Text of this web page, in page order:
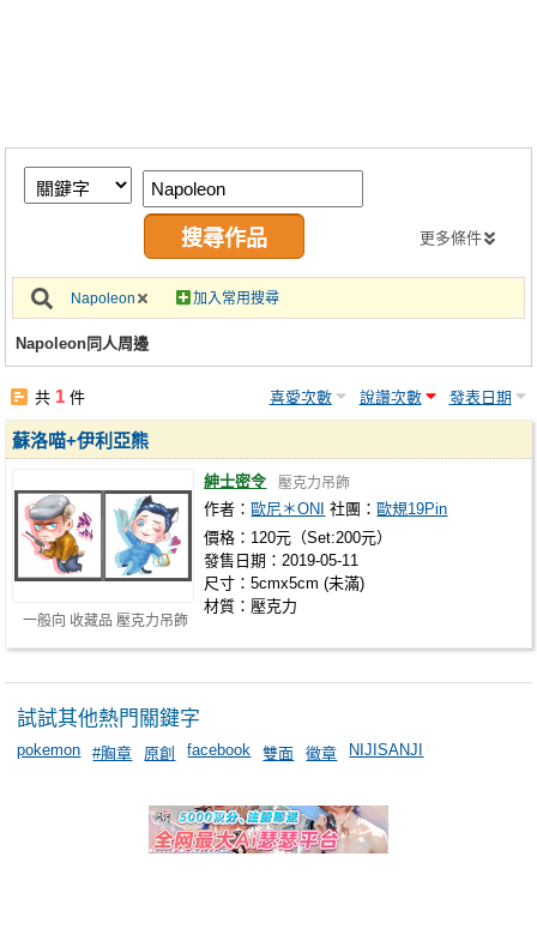
繪圖藝廊
交流中心
攤位轉讓區
會員功能選單
註冊會員
更多條件
Napoleon 加入常用搜尋
Napoleon同人周邊
共 1 件 喜愛次數 說讚次數 發表日期
一般向 收藏品 壓克力吊飾
蘇洛喵+伊利亞熊
紳士密令 壓克力吊飾
作者：歐尼＊ONI 社團：歐規19Pin
價格：120元（Set:200元）
發售日期：2019-05-11
尺寸：5cmx5cm (未滿)
材質：壓克力
試試其他熱門關鍵字
pokemon #胸章 原創 facebook 雙面 徽章 NIJISANJI